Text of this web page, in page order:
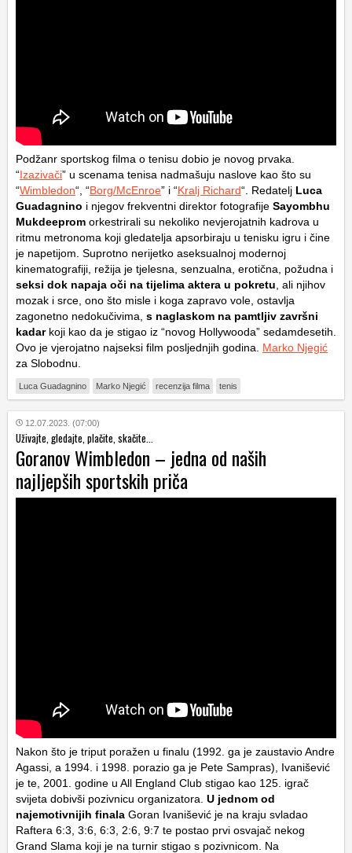
Podžanr sportskog filma o tenisu dobio je novog prvaka.
“Izazivači” u scenama tenisa nadmašuju naslove kao što su
“Wimbledon“, “Borg/McEnroe” i “Kralj Richard“. Redatelj Luca
Guadagnino i njegov frekventni direktor fotografije Sayombhu
Mukdeeprom orkestrirali su nekoliko nevjerojatnih kadrova u
ritmu metronoma koji gledatelja apsorbiraju u tenisku igru i čine
je napetijom. Suprotno nerijetko aseksualnoj modernoj
kinematografiji, režija je tjelesna, senzualna, erotična, požudna i
seksi dok napaja oči na tijelima aktera u pokretu, ali njihov
mozak i srce, ono što misle i koga zapravo vole, ostavlja
zagonetno nedokučivima, s naglaskom na pamtljiv završni
kadarkoji kao da je stigao iz “novog Hollywooda” sedamdesetih.
Ovo je vjerojatno najseksi film posljednjih godina. Marko Njegić
za Slobodnu.
Luca Guadagnino Marko Njegić recenzija filma tenis
12.07.2023. (07:00)
Uživajte, gledajte, plačite, skačite...
Goranov Wimbledon – jedna od naših
najljepših sportskih priča
Nakon što je triput poražen u finalu (1992. ga je zaustavio Andre
Agassi, a 1994. i 1998. porazio ga je Pete Sampras), Ivanišević
je te, 2001. godine u All England Club stigao kao 125. igrač
svijeta dobivši pozivnicu organizatora. U jednom od
najemotivnijih finala Goran Ivanišević je na kraju svladao
Raftera 6:3, 3:6, 6:3, 2:6, 9:7 te postao prvi osvajač nekog
Grand Slama koji je na turnir stigao s pozivnicom. Na